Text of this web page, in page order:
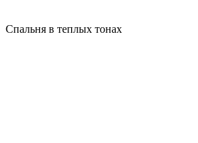
Спальня в теплых тонах